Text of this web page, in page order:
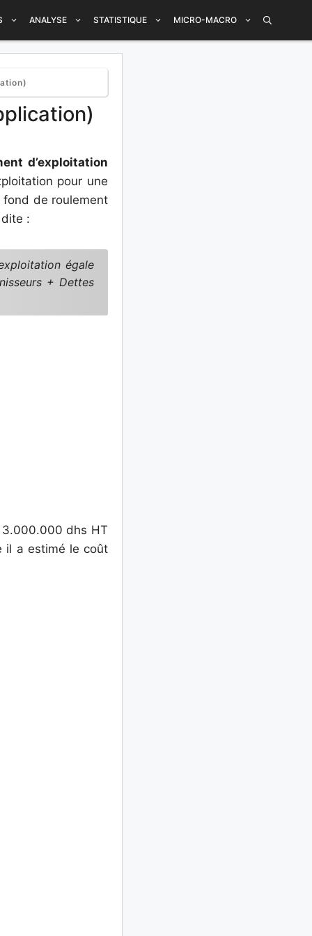
ANALYSE STATISTIQUE MICRO-MACRO
d’exploitation
pour une
fond de roulement
:
égale
+ Dettes
3.000.000 dhs HT
il a estimé le coût